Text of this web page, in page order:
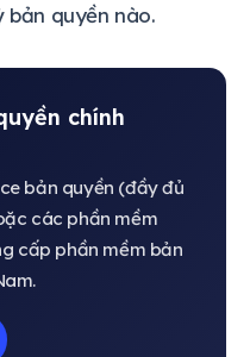
bản quyền nào.
chính
bản quyền (đầy đủ
các phần mềm
cấp phần mềm bản